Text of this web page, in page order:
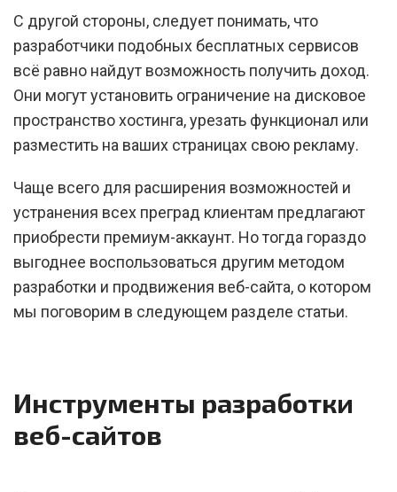
С другой стороны, следует понимать, что
разработчики подобных бесплатных сервисов
всё равно найдут возможность получить доход.
Они могут установить ограничение на дисковое
пространство хостинга, урезать функционал или
разместить на ваших страницах свою рекламу.
Чаще всего для расширения возможностей и
устранения всех преград клиентам предлагают
приобрести премиум-аккаунт. Но тогда гораздо
выгоднее воспользоваться другим методом
разработки и продвижения веб-сайта, о котором
мы поговорим в следующем разделе статьи.
Инструменты разработки
веб-сайтов